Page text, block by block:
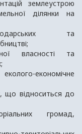
землеустрою
ділянки на
та
власності та
економічне
що відноситься до
громад,